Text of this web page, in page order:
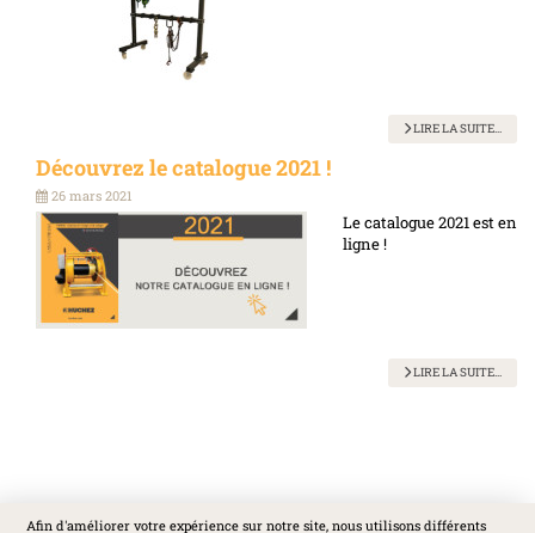
Afin d'améliorer votre expérience sur notre site, nous utilisons différents
LIRE LA SUITE...
Découvrez le catalogue 2021 !
26 mars 2021
Le catalogue 2021 est en
ligne !
LIRE LA SUITE...